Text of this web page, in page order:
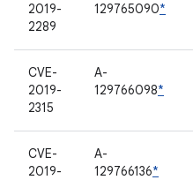
2019-
2289
129765090*
CVE-
2019-
2315
A-
129766098*
CVE-
2019-
A-
129766136*